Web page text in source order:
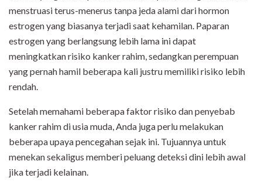
menstruasi terus-menerus tanpa jeda alami dari hormon
estrogen yang biasanya terjadi saat kehamilan. Paparan
estrogen yang berlangsung lebih lama ini dapat
meningkatkan risiko kanker rahim, sedangkan perempuan
yang pernah hamil beberapa kali justru memiliki risiko lebih
rendah.
Setelah memahami beberapa faktor risiko dan penyebab
kanker rahim di usia muda, Anda juga perlu melakukan
beberapa upaya pencegahan sejak ini. Tujuannya untuk
menekan sekaligus memberi peluang deteksi dini lebih awal
jika terjadi kelainan.